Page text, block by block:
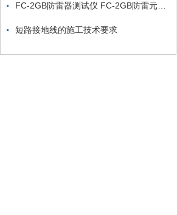
短路接地线的施工技术要求